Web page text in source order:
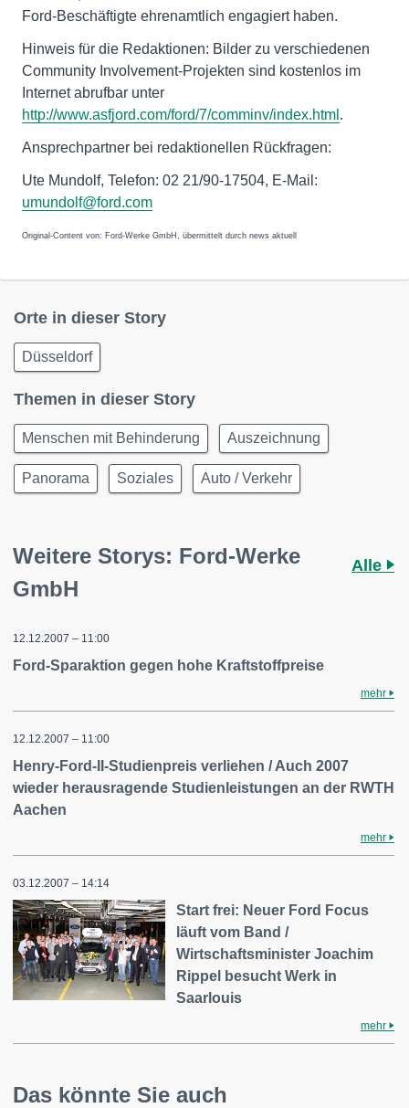
Ford-Beschäftigte ehrenamtlich engagiert haben.
Hinweis für die Redaktionen: Bilder zu verschiedenen
Community Involvement-Projekten sind kostenlos im
Internet abrufbar unter
http://www.asfjord.com/ford/7/comminv/index.html .
Ansprechpartner bei redaktionellen Rückfragen:
Ute Mundolf, Telefon: 02 21/90-17504, E-Mail:
umundolf@ford.com
Original-Content von: Ford-Werke GmbH, übermittelt durch news aktuell
Orte in dieser Story
Düsseldorf
Themen in dieser Story
Menschen mit Behinderung Auszeichnung
Panorama Soziales Auto / Verkehr
Weitere Storys: Ford-Werke
GmbH
Alle
12.12.2007 – 11:00
Ford-Sparaktion gegen hohe Kraftstoffpreise
mehr
12.12.2007 – 11:00
Henry-Ford-II-Studienpreis verliehen / Auch 2007
wieder herausragende Studienleistungen an der RWTH
Aachen
mehr
03.12.2007 – 14:14
Start frei: Neuer Ford Focus
läuft vom Band /
Wirtschaftsminister Joachim
Rippel besucht Werk in
Saarlouis
mehr
Das könnte Sie auch